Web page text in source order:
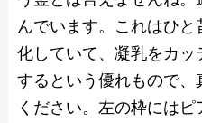
んでいます。これはひ
化していて、凝乳をカッ
するという優れもので、
ください。左の枠には